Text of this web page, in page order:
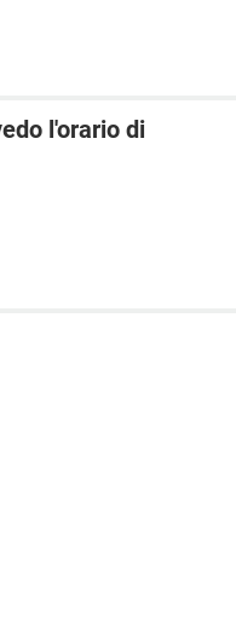
l'orario di